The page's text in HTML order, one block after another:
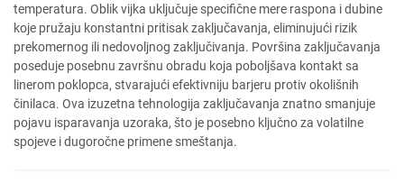
temperatura. Oblik vijka uključuje specifične mere raspona i dubine
koje pružaju konstantni pritisak zaključavanja, eliminujući rizik
prekomernog ili nedovoljnog zaključivanja. Površina zaključavanja
poseduje posebnu završnu obradu koja poboljšava kontakt sa
linerom poklopca, stvarajući efektivniju barjeru protiv okolišnih
činilaca. Ova izuzetna tehnologija zaključavanja znatno smanjuje
pojavu isparavanja uzoraka, što je posebno ključno za volatilne
spojeve i dugoročne primene smeštanja.